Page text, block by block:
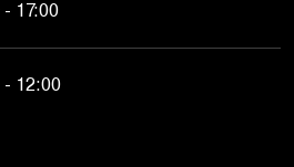
17:00
12:00